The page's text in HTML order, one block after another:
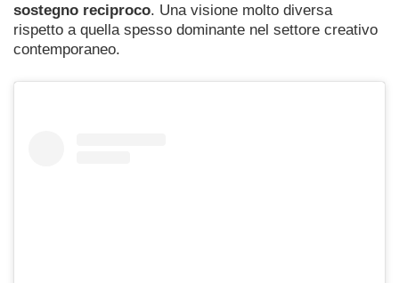
sostegno reciproco. Una visione molto diversa
rispetto a quella spesso dominante nel settore creativo
contemporaneo.